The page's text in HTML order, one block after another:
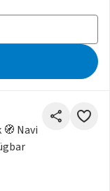
Navi
verfügbar